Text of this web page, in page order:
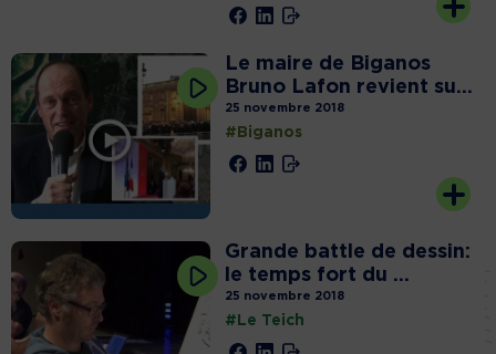
Le maire de Biganos
Bruno Lafon revient su...
25 novembre 2018
#Biganos
Grande battle de dessin:
le temps fort du ...
25 novembre 2018
#Le Teich